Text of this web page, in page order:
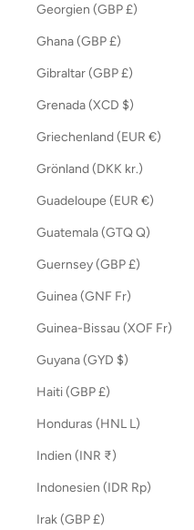
Georgien (GBP £)
Ghana (GBP £)
Gibraltar (GBP £)
Grenada (XCD $)
Griechenland (EUR €)
Grönland (DKK kr.)
Guadeloupe (EUR €)
Guatemala (GTQ Q)
Guernsey (GBP £)
Guinea (GNF Fr)
Guinea-Bissau (XOF Fr)
Guyana (GYD $)
Haiti (GBP £)
Honduras (HNL L)
Indien (INR ₹)
Indonesien (IDR Rp)
Irak (GBP £)